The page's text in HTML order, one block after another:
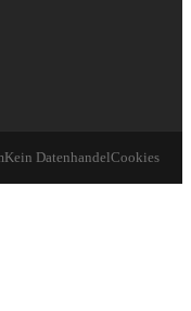
Kein DatenhandelCookies